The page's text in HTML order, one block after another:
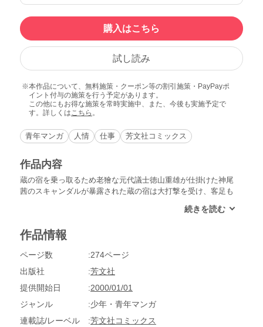
購入はこちら
試し読み
本作品について、無料施策・クーポン等の割引施策・PayPayポ
イント付与の施策を行う予定があります。
この他にもお得な施策を常時実施中、また、今後も実施予定で
す。詳しくは こちら 。
青年マンガ 人情 仕事 芳文社コミックス
作品内容
蔵の宿を乗っ取るため老獪な元代議士徳山重雄が仕掛けた神尾
茜のスキャンダルが暴露された蔵の宿は大打撃を受け、客足も
作品情報
ページ数
274ページ
出版社
芳文社
提供開始日
2000/01/01
ジャンル
少年・青年マンガ
連載誌/レーベル
芳文社コミックス